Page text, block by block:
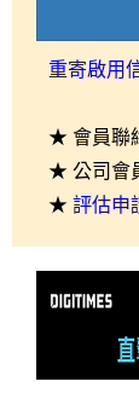
重寄啟用
★ 會員聯
★ 公司會
★ 評估申